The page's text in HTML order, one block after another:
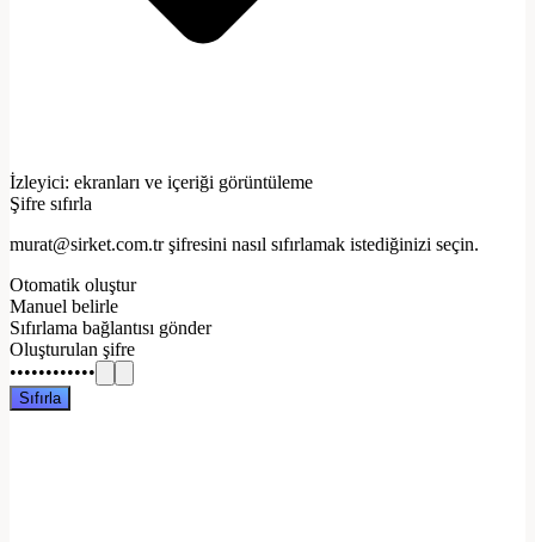
İzleyici: ekranları ve içeriği görüntüleme
Şifre sıfırla
murat@sirket.com.trşifresini nasıl sıfırlamak istediğinizi seçin.
Otomatik oluştur
Manuel belirle
Sıfırlama bağlantısı gönder
Oluşturulan şifre
••••••••••••
Sıfırla